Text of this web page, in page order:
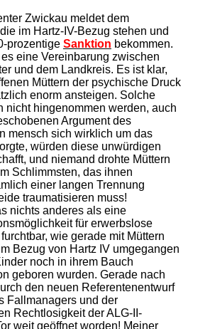
Zwickau meldet dem
im Hartz-IV-Bezug stehen und
prozentige Sanktion bekommen.
eine Vereinbarung zwischen
und dem Landkreis. Es ist klar,
Müttern der psychische Druck
enorm ansteigen. Solche
nicht hingenommen werden, auch
Argument des
mensch sich wirklich um das
würden diese unwürdigen
und niemand drohte Müttern
Schlimmsten, das ihnen
einer langen Trennung
traumatisieren muss!
nichts anderes als eine
für erwerbslose
wie gerade mit Müttern
Bezug von Hartz IV umgegangen
noch in ihrem Bauch
geboren wurden. Gerade nach
den neuen Referentenentwurf
Fallmanagers und der
Rechtlosigkeit der ALG-II-
weit geöffnet worden! Meiner